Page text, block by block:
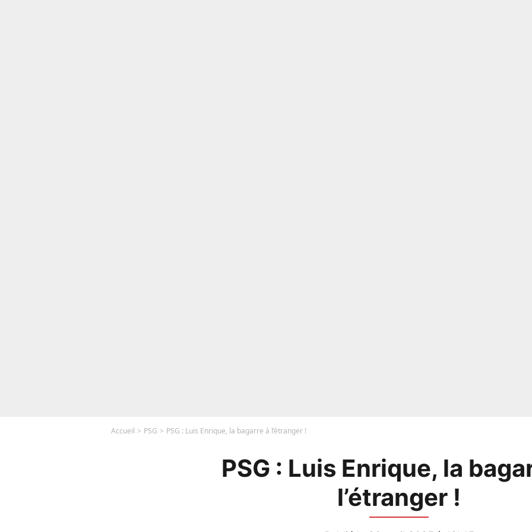
Accueil PSG PSG : Luis Enrique, la bagarre à l’étranger !
PSG : Luis Enrique, la
l’étranger !